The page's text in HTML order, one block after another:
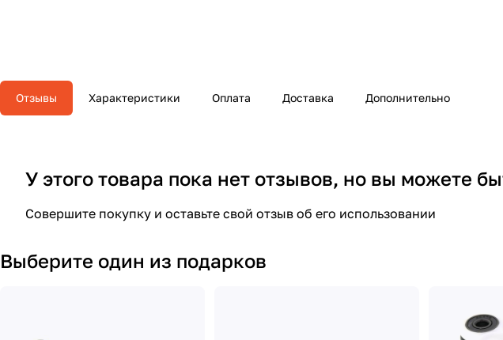
Отзывы Характеристики Оплата Доставка Дополнительно
У этого товара пока нет отзывов, но вы можете
Совершите покупку и оставьте свой отзыв об его использовании
Выберите один из подарков